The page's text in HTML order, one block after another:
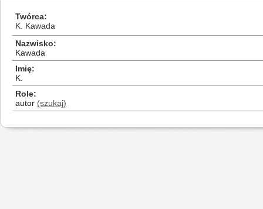
Twórca
K. Kawada
Nazwisko
Kawada
Imię
K.
Role
autor (szukaj)